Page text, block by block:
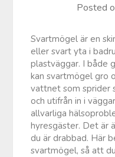
Posted
Svartmögel är en
eller svart yta i
plastväggar. I både
kan svartmögel gro
vattnet som sprider
och utifrån in i
allvarliga
hyresgäster. Det är
du är drabbad. Här
svartmögel, så att